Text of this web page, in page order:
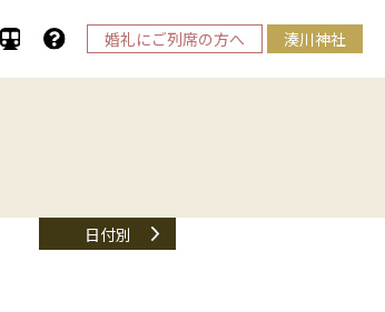
婚礼にご列席の方へ 湊川神社
日付別